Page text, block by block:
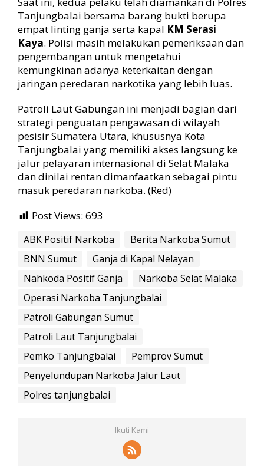
Tanjungbalai bersama barang bukti berupa
empat linting ganja serta kapal KM Serasi
Kaya. Polisi masih melakukan pemeriksaan dan
pengembangan untuk mengetahui
kemungkinan adanya keterkaitan dengan
jaringan peredaran narkotika yang lebih luas.
Patroli Laut Gabungan ini menjadi bagian dari
strategi penguatan pengawasan di wilayah
pesisir Sumatera Utara, khususnya Kota
Tanjungbalai yang memiliki akses langsung ke
jalur pelayaran internasional di Selat Malaka
dan dinilai rentan dimanfaatkan sebagai pintu
masuk peredaran narkoba. (Red)
Post Views: 693
ABK Positif Narkoba
Berita Narkoba Sumut
BNN Sumut
Ganja di Kapal Nelayan
Nahkoda Positif Ganja
Narkoba Selat Malaka
Operasi Narkoba Tanjungbalai
Patroli Gabungan Sumut
Patroli Laut Tanjungbalai
Pemko Tanjungbalai
Pemprov Sumut
Penyelundupan Narkoba Jalur Laut
Polres tanjungbalai
Ikuti Kami